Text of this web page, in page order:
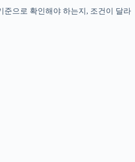
준으로 확인해야 하는지, 조건이 달라